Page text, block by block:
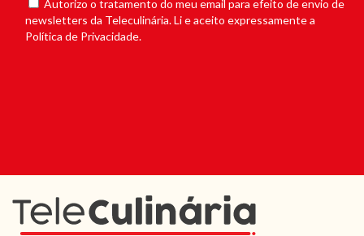
Autorizo o tratamento do meu email para efeito de envio de
newsletters da Teleculinária. Li e aceito expressamente a
Política de Privacidade.